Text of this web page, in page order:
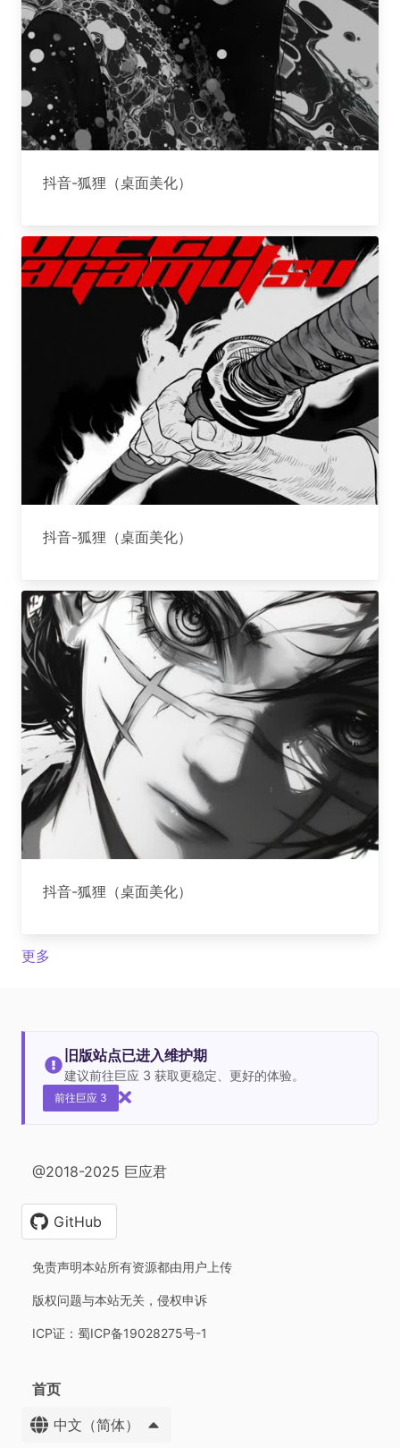
抖音-狐狸（桌面美化）
抖音-狐狸（桌面美化）
抖音-狐狸（桌面美化）
更多
旧版站点已进入维护期
建议前往巨应 3 获取更稳定、更好的体验。
前往巨应 3
@2018-2025 巨应君
GitHub
免责声明本站所有资源都由用户上传
版权问题与本站无关，侵权申诉
ICP证：蜀ICP备19028275号-1
首页
中文（简体）